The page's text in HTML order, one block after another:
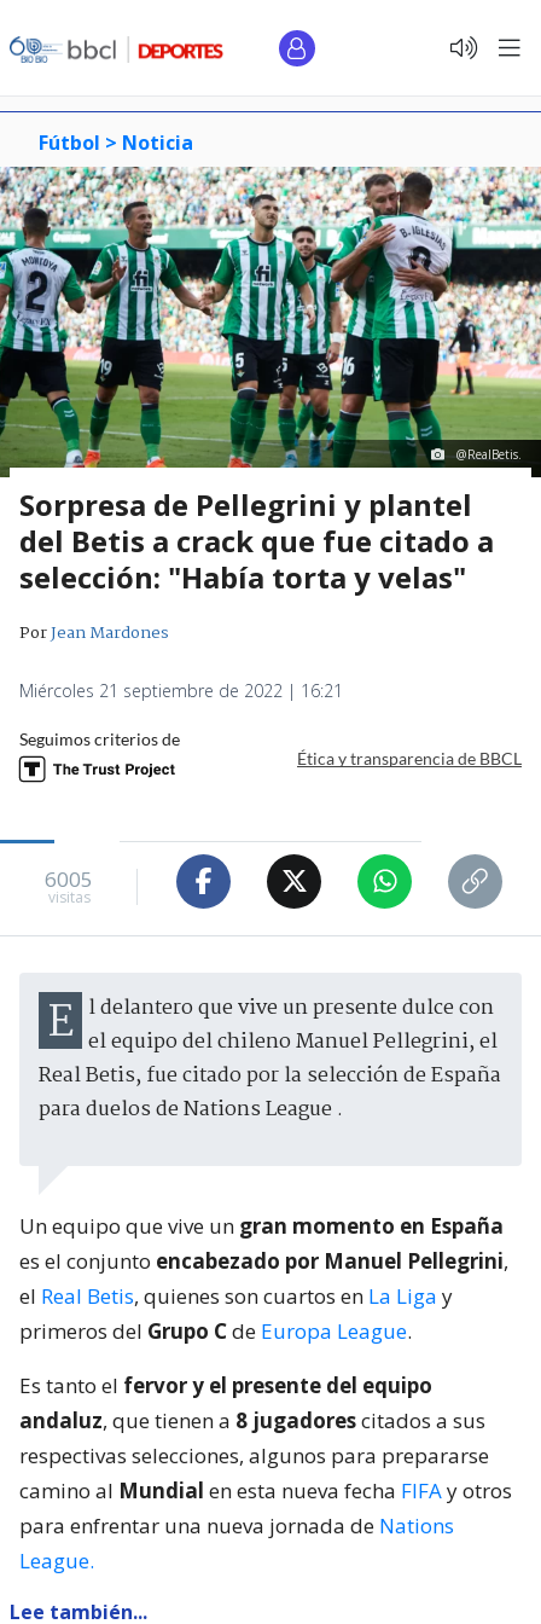
Fútbol > Noticia
@RealBetis.
Sorpresa de Pellegrini y plantel
del Betis a crack que fue citado a
selección: "Había torta y velas"
PorJean Mardones
Miércoles 21 septiembre de 2022 | 16:21
Seguimos criterios de
Ética y transparencia de BBCL
6005
visitas
El delantero que vive un presente dulce con el equipo del chileno Manuel Pellegrini, el
Real Betis, fue citado por la selección de España
para duelos de Nations League .
Un equipo que vive un gran momento en España
es el conjunto encabezado por Manuel Pellegrini,
el Real Betis, quienes son cuartos en La Liga y
primeros del Grupo Cde Europa League.
Es tanto el fervor y el presente del equipo
andaluz, que tienen a 8 jugadorescitados a sus
respectivas selecciones, algunos para prepararse
camino al Mundial en esta nueva fecha FIFAy otros
para enfrentar una nueva jornada de Nations
League.
Lee también...